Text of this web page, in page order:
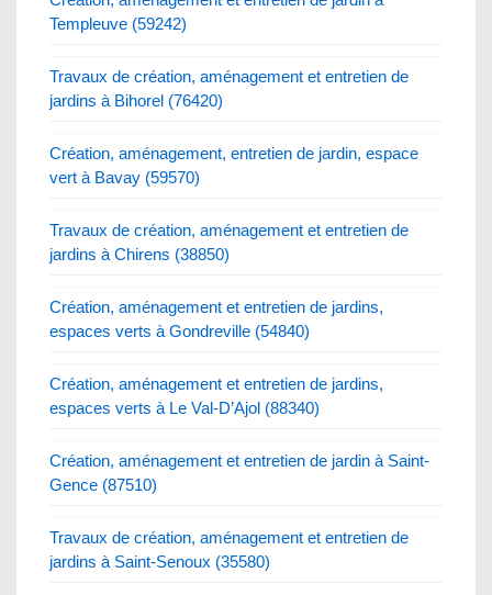
Templeuve (59242)
Travaux de création, aménagement et entretien de
jardins à Bihorel (76420)
Création, aménagement, entretien de jardin, espace
vert à Bavay (59570)
Travaux de création, aménagement et entretien de
jardins à Chirens (38850)
Création, aménagement et entretien de jardins,
espaces verts à Gondreville (54840)
Création, aménagement et entretien de jardins,
espaces verts à Le Val-D’Ajol (88340)
Création, aménagement et entretien de jardin à Saint-
Gence (87510)
Travaux de création, aménagement et entretien de
jardins à Saint-Senoux (35580)